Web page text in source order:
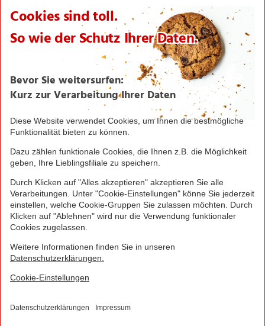
Karriere
Verantwortung/CSR
NORMA News
Seite drucken
Nach oben
Greifen Sie schnell zu! Alle angegebenen Preise in
Irrtümer durch Schreib-, Programmier- und
Datenübertragungsfehler sind vorbehalten.
© 2016 - 2026 NORMA Lebensmittelfilialbetrieb
Stiftung & Co. KG
Sitemap Kontakt
Barrierefreiheitserklärung Compliance